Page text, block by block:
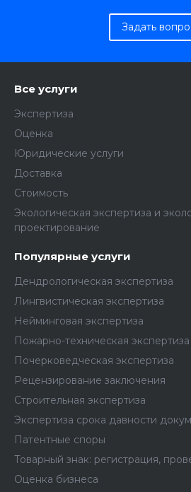
Задать
Все услуги
Экспертиза
Оценка
Юридические услуги
Доставка
Стоимость
Экологическая экспертиза и
проектирование
Популярные услуги
Дендрологическая экспертиза
Лингвистическая экспертиза
Нейминговая экспертиза
Пожарно-техническая экспертиза
Почерковедческая экспертиза
Рецензирование заключения
Строительная экспертиза
Экспертиза срока давности
Патентные споры
Товарный знак: регистрация,
Оценка бизнеса